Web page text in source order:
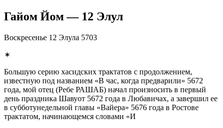
Гайом Йом — 12 Элул
Воскресенье 12 Элула 5703
✶
Большую серию хасидских трактатов с продолжением,
известную под названием «В час, когда предварили» 5672
года, мой отец (Ребе РАШАБ) начал произносить в первый
день праздника Шавуот 5672 года в Любавичах, а завершил ее
в субботунедельной главы «Вайера» 5676 года в Ростове
трактатом, начинающемся словами «И